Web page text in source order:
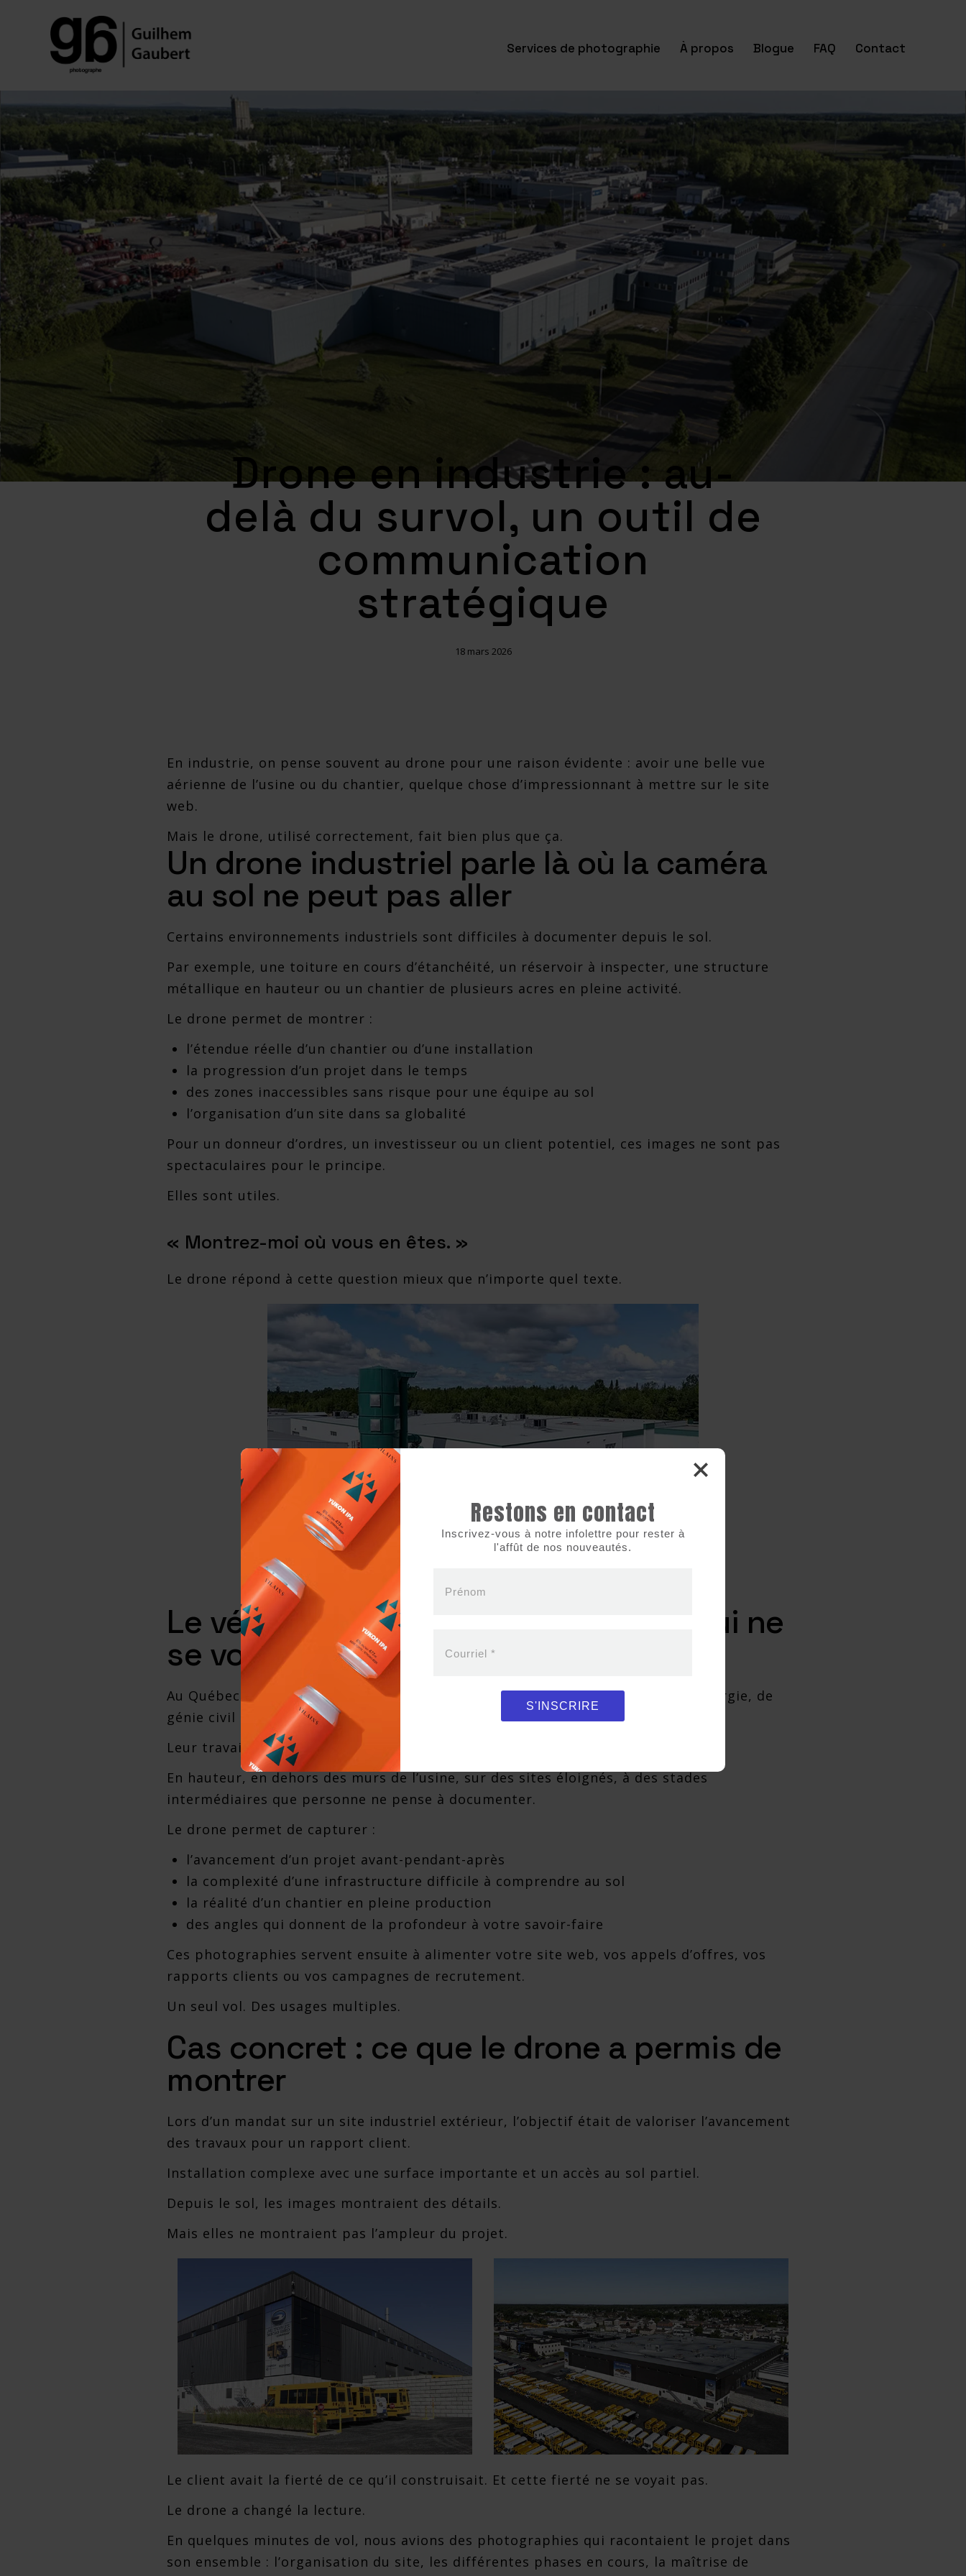
Services de photographie À propos Blogue FAQ Contact
Drone en industrie : au-
delà du survol, un outil de
communication
stratégique
18 mars 2026
En industrie, on pense souvent au drone pour une raison évidente : avoir une belle vue
aérienne de l’usine ou du chantier, quelque chose d’impressionnant à mettre sur le site
web.
Mais le drone, utilisé correctement, fait bien plus que ça.
Un drone industriel parle là où la caméra
au sol ne peut pas aller
Certains environnements industriels sont difficiles à documenter depuis le sol.
Par exemple, une toiture en cours d’étanchéité, un réservoir à inspecter, une structure
métallique en hauteur ou un chantier de plusieurs acres en pleine activité.
Le drone permet de montrer :
l’étendue réelle d’un chantier ou d’une installation
la progression d’un projet dans le temps
des zones inaccessibles sans risque pour une équipe au sol
l’organisation d’un site dans sa globalité
Pour un donneur d’ordres, un investisseur ou un client potentiel, ces images ne sont pas
spectaculaires pour le principe.
Elles sont utiles.
« Montrez-moi où vous en êtes. »
Le drone répond à cette question mieux que n’importe quel texte.
Le véritable enjeu : documenter ce qui ne
se voit pas autrement
Au Québec comme ailleurs, les entreprises de construction, du domaine de l’énergie, de
génie civil et de fabrication lourde ont un problème d’image commun.
Leur travail le plus impressionnant se passe en dehors du cadre.
En hauteur, en dehors des murs de l’usine, sur des sites éloignés, à des stades
intermédiaires que personne ne pense à documenter.
Le drone permet de capturer :
l’avancement d’un projet avant-pendant-après
la complexité d’une infrastructure difficile à comprendre au sol
la réalité d’un chantier en pleine production
des angles qui donnent de la profondeur à votre savoir-faire
Ces photographies servent ensuite à alimenter votre site web, vos appels d’offres, vos
rapports clients ou vos campagnes de recrutement.
Un seul vol. Des usages multiples.
Cas concret : ce que le drone a permis de
montrer
Lors d’un mandat sur un site industriel extérieur, l’objectif était de valoriser l’avancement
des travaux pour un rapport client.
Installation complexe avec une surface importante et un accès au sol partiel.
Depuis le sol, les images montraient des détails.
Mais elles ne montraient pas l’ampleur du projet.
Le client avait la fierté de ce qu’il construisait. Et cette fierté ne se voyait pas.
Le drone a changé la lecture.
En quelques minutes de vol, nous avions des photographies qui racontaient le projet dans
son ensemble : l’organisation du site, les différentes phases en cours, la maîtrise de
Restons en contact
Inscrivez-vous à notre infolettre pour rester à
l'affût de nos nouveautés.
Prénom
Courriel *
S'INSCRIRE